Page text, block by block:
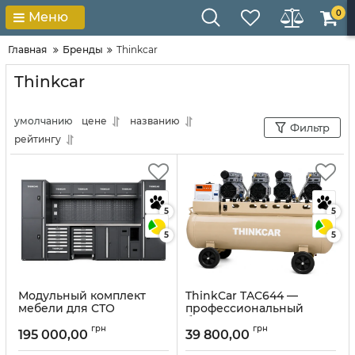
Меню 0
Главная Бренды Thinkcar
Thinkcar
умолчанию цене
названию
рейтингу
Фильтр
5
5
Модульный комплект
мебели для СТО
Артикул:10434
195 000,00 грн
5
5
ThinkCar TAC644 —
профессиональный
безмасляный
воздушный компрессор
39 800,00 грн